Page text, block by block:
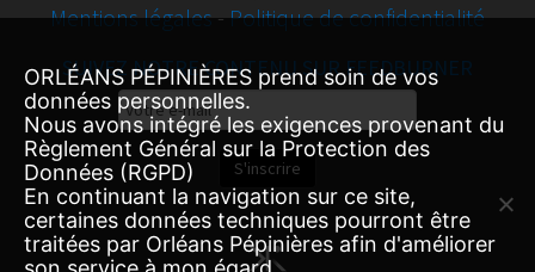
Mentions légales-Politique de confidentialité
SUIVEZ NOTRE CONTENU SUR FEEDBURNER
Email
Subscription
S'inscrire
ORLÉANS PÉPINIÈRES prend soin de vos
données personnelles.
Nous avons intégré les exigences provenant du
Règlement Général sur la Protection des
Données (RGPD)
En continuant la navigation sur ce site,
certaines données techniques pourront être
traitées par Orléans Pépinières afin d'améliorer